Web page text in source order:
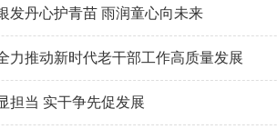
发丹心护青苗 雨润童心向未来
力推动新时代老干部工作高质量发展
担当 实干争先促发展